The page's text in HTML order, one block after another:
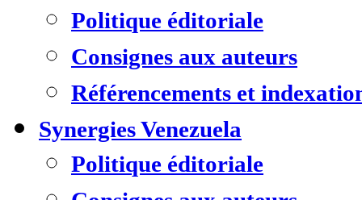
Politique éditoriale
Consignes aux auteurs
Référencements et
Synergies Venezuela
Politique éditoriale